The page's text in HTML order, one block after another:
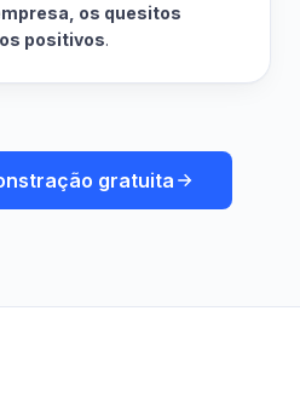
os quesitos
positivos.
gratuita